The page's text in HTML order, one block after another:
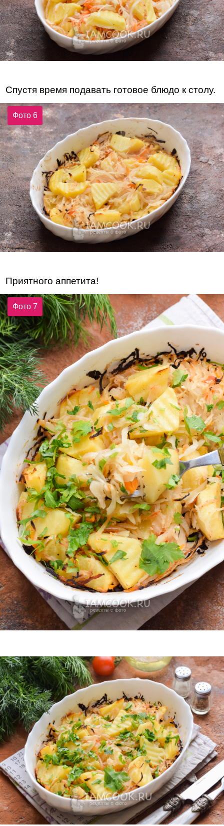
Спустя время подавать готовое блюдо к столу.
Фото 6
Приятного аппетита!
Фото 7